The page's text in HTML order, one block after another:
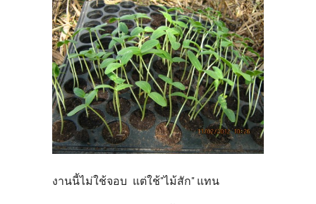
งานนี้ไม่ใช้จอบ แต่ใช้"ไม้สัก" แทน